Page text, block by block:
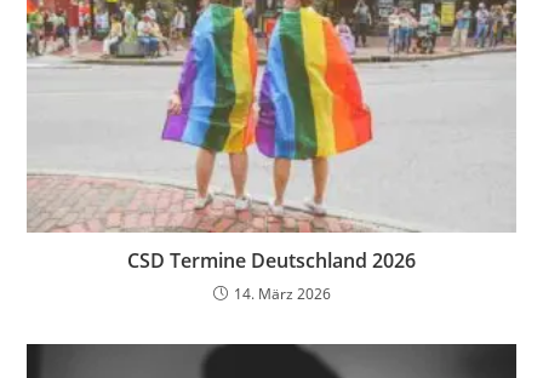
CSD Termine Deutschland 2026
14. März 2026